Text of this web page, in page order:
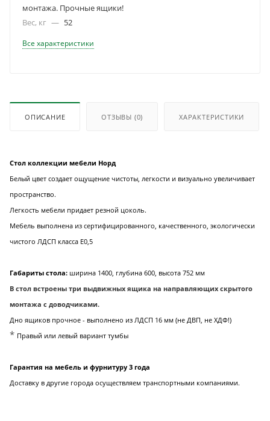
монтажа. Прочные ящики!
Вес, кг — 52
Все характеристики
ОПИСАНИЕ ОТЗЫВЫ (0) ХАРАКТЕРИСТИКИ
Стол коллекции мебели Норд
Белый цвет создает ощущение чистоты, легкости и визуально увеличивает
пространство.
Легкость мебели придает резной цоколь.
Мебель выполнена из сертифицированного, качественного, экологически
чистого ЛДСП класса Е0,5
Габариты стола: ширина 1400, глубина 600, высота 752 мм
В стол встроены три выдвижных ящика на направляющих скрытого
монтажа с доводчиками.
Дно ящиков прочное - выполнено из ЛДСП 16 мм (не ДВП, не ХДФ!)
* Правый или левый вариант тумбы
Гарантия на мебель и фурнитуру 3 года
Доставку в другие города осуществляем транспортными компаниями.